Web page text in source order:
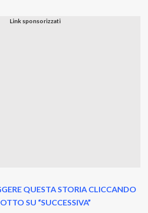
QUESTA STORIA CLICCANDO
SU “SUCCESSIVA”